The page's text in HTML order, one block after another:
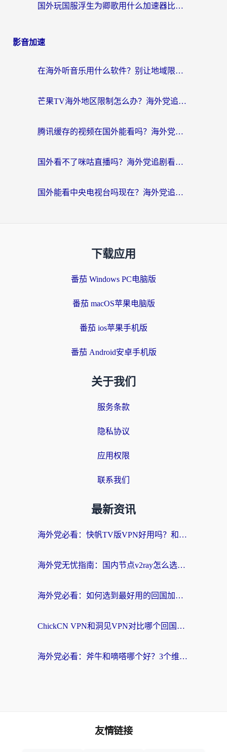
国外玩国服浮生为卿歌用什么加速器比较好？海外党亲测不踩坑指南
影音加速
在海外听音乐用什么软件？别让地域限制断了你的华语歌单
芒果TV海外地区限制怎么办？海外党追剧看片的实用加速器选择指南
腾讯缓存的视频在国外能看吗？海外党追剧看片的终极解决方案
国外看不了咪咕直播吗？海外党追剧看片的加速器选择指南
国外能看中央电视台吗现在？海外党追剧看央视的实用指南
下载应用
番茄 Windows PC电脑版
番茄 macOS苹果电脑版
番茄 ios苹果手机版
番茄 Android安卓手机版
关于我们
服务条款
隐私协议
应用权限
联系我们
最新资讯
海外党必看：快帆TV版VPN好用吗？和快游VPN对比哪个回国效果更好？附实用避坑指南
海外党无忧指南：国内节点v2ray怎么选？一键回国VPN+多场景实测帮你避坑
海外党必看：如何选到最好用的回国加速器？从节点到售后的全维度指南
ChickCN VPN和洞见VPN对比哪个回国效果更好？海外党亲测3款加速器+避坑指南
海外党必看：斧牛和嘀嗒哪个好？3个维度教你选对回国加速器
友情链接